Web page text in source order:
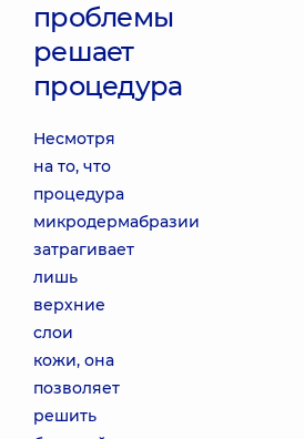
проблемы
решает
процедура
Несмотря
на то, что
процедура
микродермабразии
затрагивает
лишь
верхние
слои
кожи, она
позволяет
решить